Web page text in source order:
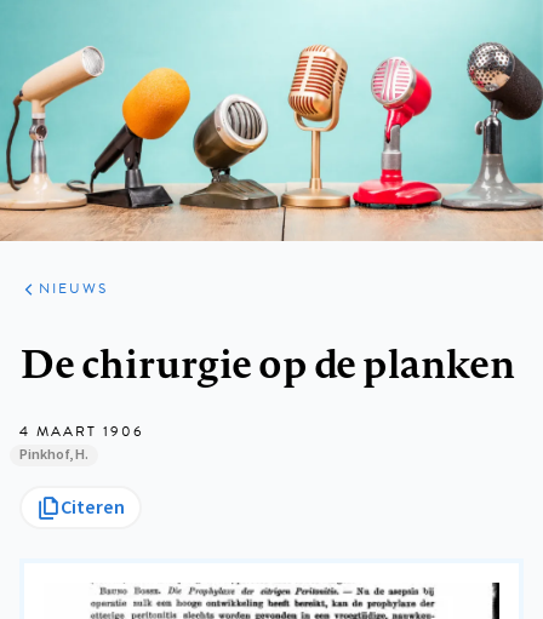
ARTIKELEN
HET
KORT
NIEUWS
De chirurgie op de planken
4 MAART 1906
Pinkhof, H.
Citeren